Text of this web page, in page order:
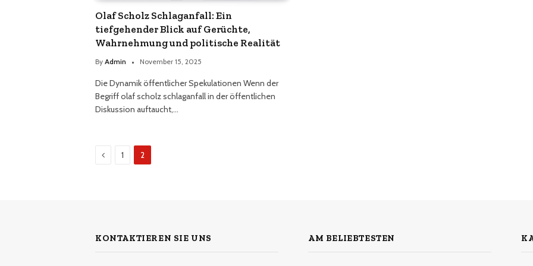
Olaf Scholz Schlaganfall: Ein
tiefgehender Blick auf Gerüchte,
Wahrnehmung und politische Realität
By Admin November 15, 2025
Die Dynamik öffentlicher Spekulationen Wenn der
Begriff olaf scholz schlaganfall in der öffentlichen
Diskussion auftaucht,…
Previous
1 2
KONTAKTIEREN SIE UNS AM BELIEBTESTEN